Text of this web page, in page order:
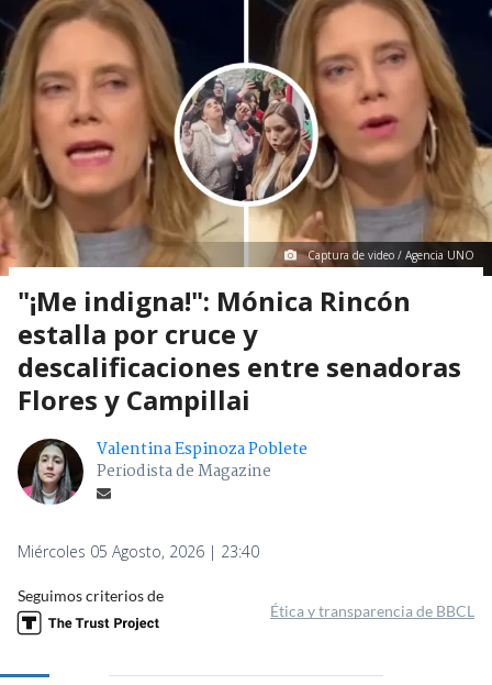
Captura de video / Agencia UNO
"¡Me indigna!": Mónica Rincón
estalla por cruce y
descalificaciones entre senadoras
Flores y Campillai
Valentina Espinoza Poblete
Periodista de Magazine
Miércoles 05 Agosto, 2026 | 23:40
Seguimos criterios de
Ética y transparencia de BBCL